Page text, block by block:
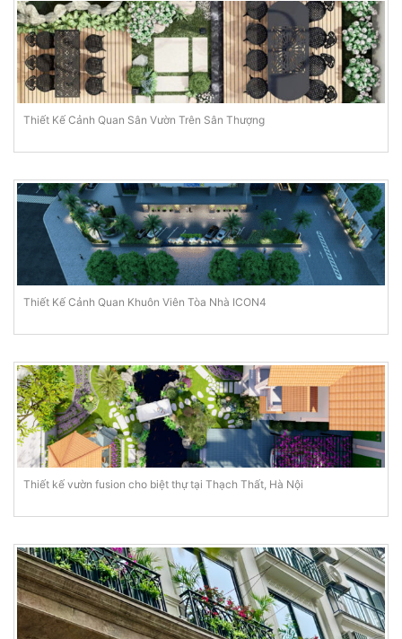
Thiết Kế Cảnh Quan Sân Vườn Trên Sân Thượng
Thiết Kế Cảnh Quan Khuôn Viên Tòa Nhà ICON4
Thiết kế vườn fusion cho biệt thự tại Thạch Thất, Hà Nội